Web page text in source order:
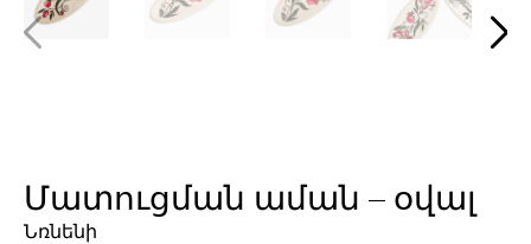
Մատուցման աման – օվալ
Նռնենի